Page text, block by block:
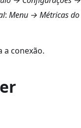
: Menu → Métricas
a conexão.